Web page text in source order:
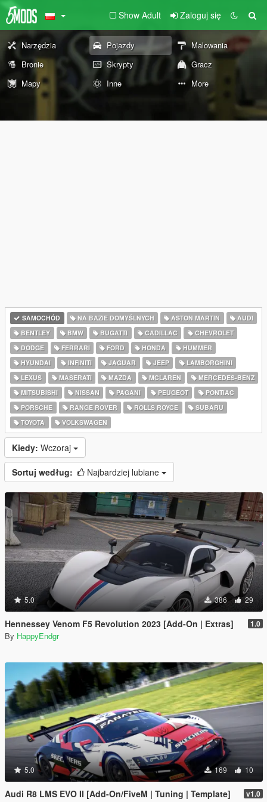
Show Adult Zaloguj się
Narzędzia Pojazdy
Malowania
Bronie
Skrypty
Gracz
Mapy
Inne More
SAMOCHÓD NA BAZIE DOMYŚLNYCH ASTON MARTIN
AUDI
BENTLEY
BMW BUGATTI CADILLAC
CHEVROLET
DODGE
FERRARI FORD HONDA
HUMMER
HYUNDAI
INFINITI JAGUAR JEEP
LAMBORGHINI
LEXUS
MASERATI MAZDA MCLAREN
MERCEDES-BENZ
MITSUBISHI
NISSAN PAGANI PEUGEOT
PONTIAC
PORSCHE
RANGE ROVER ROLLS ROYCE
SUBARU
TOYOTA
VOLKSWAGEN
Kiedy: Wczoraj
Sortuj według: Najbardziej lubiane
5.0 386 29
Hennessey Venom F5 Revolution 2023 [Add-On | Extras] 1.0
By HappyEndgr
5.0 169 10
Audi R8 LMS EVO II [Add-On/FiveM | Tuning | Template] v1.0